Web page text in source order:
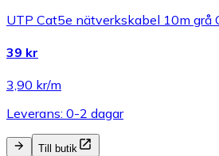
UTP Cat5e nätverkskabel 10m grå
39 kr
3,90 kr/m
Leverans: 0-2 dagar
Till butik